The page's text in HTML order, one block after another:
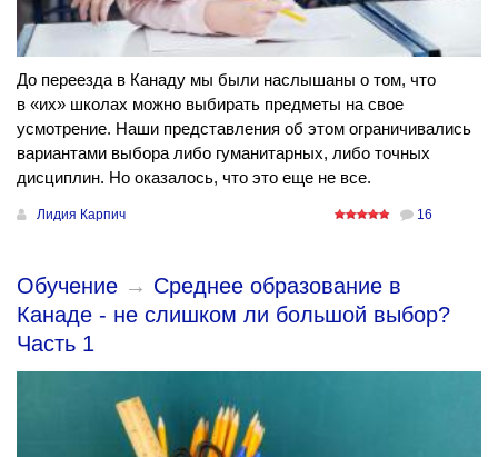
До переезда в Канаду мы были наслышаны о том, что
в «их» школах можно выбирать предметы на свое
усмотрение. Наши представления об этом ограничивались
вариантами выбора либо гуманитарных, либо точных
дисциплин. Но оказалось, что это еще не все.
Лидия Карпич 16
Обучение → Среднее образование в
Канаде - не слишком ли большой выбор?
Часть 1